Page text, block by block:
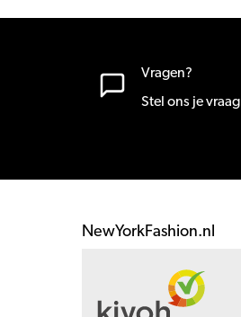
Vragen?
Stel ons je vraag
NewYorkFashion.nl